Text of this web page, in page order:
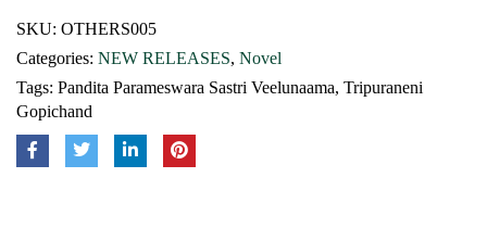
SKU: OTHERS005
Categories: NEW RELEASES, Novel
Tags: Pandita Parameswara Sastri Veelunaama, Tripuraneni
Gopichand